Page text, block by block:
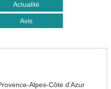
Actualité
Avis
Alpes-Côte d’Azur